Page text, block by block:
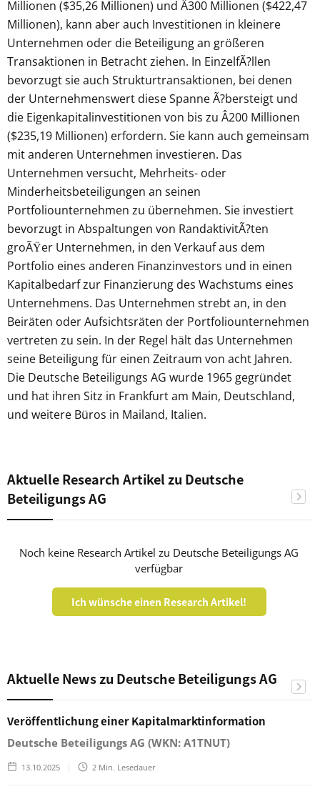
Millionen ($35,26 Millionen) und Â300 Millionen ($422,47
Millionen), kann aber auch Investitionen in kleinere
Unternehmen oder die Beteiligung an größeren
Transaktionen in Betracht ziehen. In EinzelfÃ?llen
bevorzugt sie auch Strukturtransaktionen, bei denen
der Unternehmenswert diese Spanne Ã?bersteigt und
die Eigenkapitalinvestitionen von bis zu Â200 Millionen
($235,19 Millionen) erfordern. Sie kann auch gemeinsam
mit anderen Unternehmen investieren. Das
Unternehmen versucht, Mehrheits- oder
Minderheitsbeteiligungen an seinen
Portfoliounternehmen zu übernehmen. Sie investiert
bevorzugt in Abspaltungen von RandaktivitÃ?ten
groÃŸer Unternehmen, in den Verkauf aus dem
Portfolio eines anderen Finanzinvestors und in einen
Kapitalbedarf zur Finanzierung des Wachstums eines
Unternehmens. Das Unternehmen strebt an, in den
Beiräten oder Aufsichtsräten der Portfoliounternehmen
vertreten zu sein. In der Regel hält das Unternehmen
seine Beteiligung für einen Zeitraum von acht Jahren.
Die Deutsche Beteiligungs AG wurde 1965 gegründet
und hat ihren Sitz in Frankfurt am Main, Deutschland,
und weitere Büros in Mailand, Italien.
Aktuelle Research Artikel zu Deutsche
Beteiligungs AG
Noch keine Research Artikel zu Deutsche Beteiligungs AG
verfügbar
Ich wünsche einen Research Artikel!
Aktuelle News zu Deutsche Beteiligungs AG
Veröffentlichung einer Kapitalmarktinformation
Deutsche Beteiligungs AG (WKN: A1TNUT)
13.10.2025 2 Min. Lesedauer